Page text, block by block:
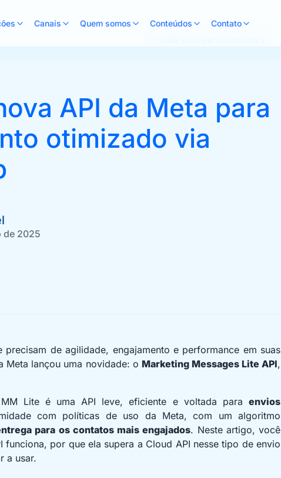
Canais Quem somos Conteúdos Contato
API da Meta para
otimizado via
de 2025
precisam de agilidade, engajamento e performance em suas
Meta lançou uma novidade: o Marketing Messages Lite API,
Lite é uma API leve, eficiente e voltada para envios
com políticas de uso da Meta, com um algoritmo
para os contatos mais engajados. Neste artigo, você
funciona, por que ela supera a Cloud API nesse tipo de envio
a usar.